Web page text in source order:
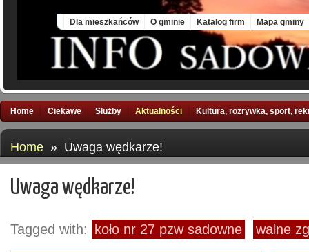
Dla mieszkańców O gminie Katalog firm Mapa gminy
Home Ciekawe Służby Aktualności Kultura, rozrywka, sport,
Home » Uwaga wędkarze!
Uwaga wędkarze!
Tagged with: koło nr 27 pzw sadowne walne